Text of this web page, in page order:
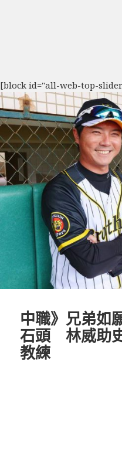
[block id="all-web-top-
中職》兄弟如
石頭 林威助
教練